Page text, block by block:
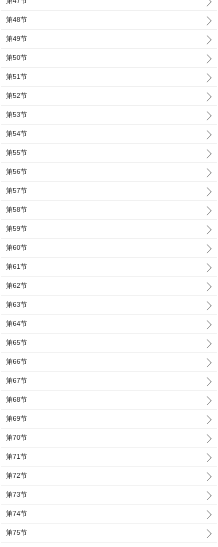
第48节
第49节
第50节
第51节
第52节
第53节
第54节
第55节
第56节
第57节
第58节
第59节
第60节
第61节
第62节
第63节
第64节
第65节
第66节
第67节
第68节
第69节
第70节
第71节
第72节
第73节
第74节
第75节